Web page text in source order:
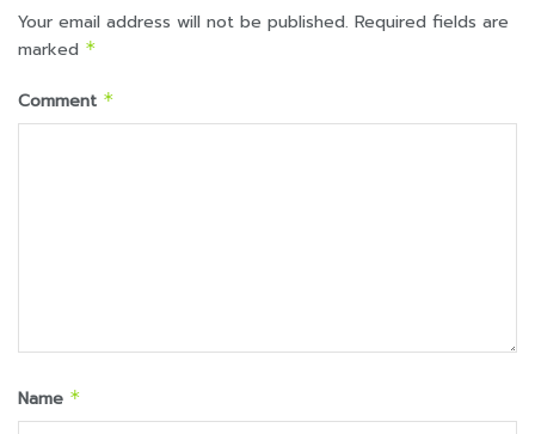
Your email address will not be published. Required fields are
marked *
Comment *
Name *